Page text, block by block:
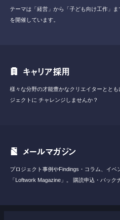
テーマは「経営」から「子ども向け工作」ま
を開催しています。
キャリア採用
様々な分野の才能豊かなクリエイターととも
ジェクトに チャレンジしませんか？
メールマガジン
プロジェクト事例やFindings・コラム、イベ
「Loftwork Magazine」。
購読申込・バック